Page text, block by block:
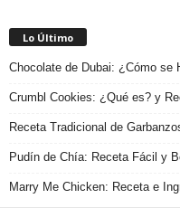
Lo Último
Chocolate de Dubai: ¿Cómo se
Crumbl Cookies: ¿Qué es? y
Receta Tradicional de
Pudín de Chía: Receta Fácil y
Marry Me Chicken: Receta e